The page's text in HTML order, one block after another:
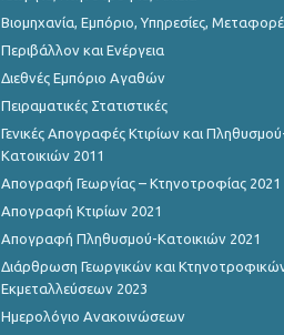
Βιομηχανία, Εμπόριο, Υπηρεσίες,
Περιβάλλον και Ενέργεια
Διεθνές Εμπόριο Αγαθών
Πειραματικές Στατιστικές
Γενικές Απογραφές Κτιρίων και
Κατοικιών 2011
Απογραφή Γεωργίας – Κτηνοτροφίας 2021
Απογραφή Κτιρίων 2021
Απογραφή Πληθυσμού-Κατοικιών 2021
Διάρθρωση Γεωργικών και
Εκμεταλλεύσεων 2023
Ημερολόγιο Ανακοινώσεων